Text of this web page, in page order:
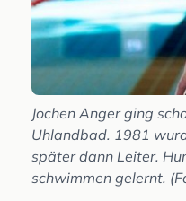
Jochen Anger ging
Uhlandbad. 1981
später dann Leiter.
schwimmen gelernt.